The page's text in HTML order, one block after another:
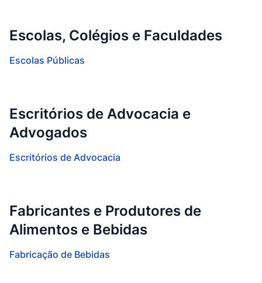
Escolas, Colégios e Faculdades
Escolas Públicas
Escritórios de Advocacia e
Advogados
Escritórios de Advocacia
Fabricantes e Produtores de
Alimentos e Bebidas
Fabricação de Bebidas